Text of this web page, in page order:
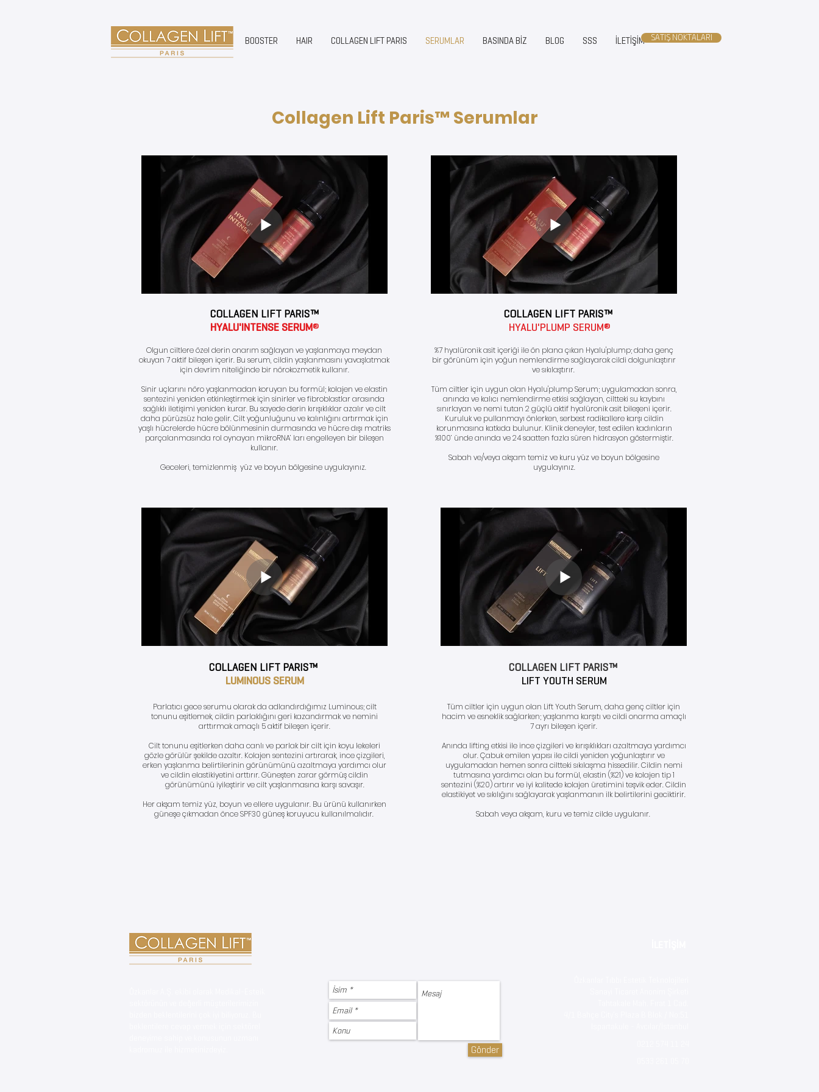
BOOSTER HAIR COLLAGEN LIFT PARIS SERUMLAR BASINDA BİZ BLOG SSS İLETİŞİM SATIŞ NOKTALARI
Collagen Lift Paris™ Serumlar
COLLAGEN LIFT PARIS™
HYALU'INTENSE SERUM®
Olgun ciltlere özel derin onarım sağlayan ve yaşlanmaya meydan
okuyan 7 aktif bileşen içerir. Bu serum, cildin yaşlanmasını yavaşlatmak
için devrim niteliğinde bir nörokozmetik kullanır.
Sinir uçlarını nöro yaşlanmadan koruyan bu formül; kolajen ve elastin
sentezini yeniden etkinleştirmek için sinirler ve fibroblastlar arasında
sağlıklı iletişimi yeniden kurar. Bu sayede derin kırışıklıklar azalır ve cilt
daha pürüzsüz hale gelir. Cilt yoğunluğunu ve kalınlığını artırmak için
yaşlı hücrelerde hücre bölünmesinin durmasında ve hücre dışı matriks
parçalanmasında rol oynayan mikroRNA’ ları engelleyen bir bileşen
kullanır.
Geceleri, temizlenmiş yüz ve boyun bölgesine uygulayınız.
COLLAGEN LIFT PARIS™
LUMINOUS SERUM
Parlatıcı gece serumu olarak da adlandırdığımız Luminous; cilt
tonunu eşitlemek, cildin parlaklığını geri kazandırmak ve nemini
arttırmak amaçlı 5 aktif bileşen içerir.
Cilt tonunu eşitlerken daha canlı ve parlak bir cilt için koyu lekeleri
gözle görülür şekilde azaltır. Kolajen sentezini artırarak, ince çizgileri,
erken yaşlanma belirtilerinin görünümünü azaltmaya yardımcı olur
ve cildin elastikiyetini arttırır. Güneşten zarar görmüş cildin
görünümünü iyileştirir ve cilt yaşlanmasına karşı savaşır.
Her akşam temiz yüz, boyun ve ellere uygulanır. Bu ürünü kullanırken
güneşe çıkmadan önce SPF30 güneş koruyucu kullanılmalıdır.
COLLAGEN LIFT PARIS™
HYALU'PLUMP SERUM®
%7 hyalüronik asit içeriği ile ön plana çıkan Hyalu'plump; daha genç
bir görünüm için yoğun nemlendirme sağlayarak cildi dolgunlaştırır
ve sıkılaştırır.
Tüm ciltler için uygun olan Hyalu'plump Serum; uygulamadan sonra,
anında ve kalıcı nemlendirme etkisi sağlayan, ciltteki su kaybını
sınırlayan ve nemi tutan 2 güçlü aktif hyalüronik asit bileşeni içerir.
Kuruluk ve pullanmayı önlerken, serbest radikallere karşı cildin
korunmasına katkıda bulunur. Klinik deneyler, test edilen kadınların
%100’ ünde anında ve 24 saatten fazla süren hidrasyon göstermiştir.
Sabah ve/veya akşam temiz ve kuru yüz ve boyun bölgesine
uygulayınız.
COLLAGEN LIFT PARIS™
LIFT YOUTH SERUM
Tüm ciltler için uygun olan Lift Youth Serum, daha genç ciltler için
hacim ve esneklik sağlarken; yaşlanma karşıtı ve cildi onarma amaçlı
7 ayrı bileşen içerir.
Anında lifting etkisi ile ince çizgileri ve kırışıklıkları azaltmaya yardımcı
olur. Çabuk emilen yapısı ile cildi yeniden yoğunlaştırır ve
uygulamadan hemen sonra ciltteki sıkılaşma hissedilir. Cildin nemi
tutmasına yardımcı olan bu formül, elastin (%21) ve kolajen tip 1
sentezini (%20) artırır ve iyi kalitede kolajen üretimini teşvik eder. Cildin
elastikiyet ve sıkılığını sağlayarak yaşlanmanın ilk belirtilerini geciktirir.
Sabah veya akşam, kuru ve temiz cilde uygulanır.
Gönder